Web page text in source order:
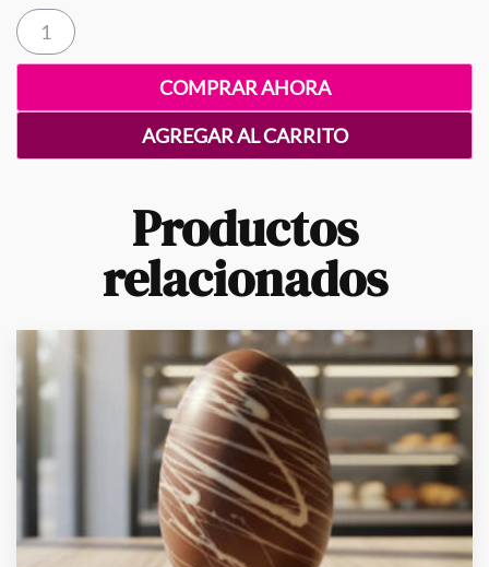
Flowers
and
cantidad
AGREGAR AL CARRITO
COMPRAR AHORA
Productos
relacionados